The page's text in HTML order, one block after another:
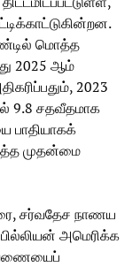
மொத்த
2025 ஆம்
2023
9.8 சதவீதமாக
பாதியாகக்
முதன்மை
சர்வதேச நாணய
அமெரிக்க